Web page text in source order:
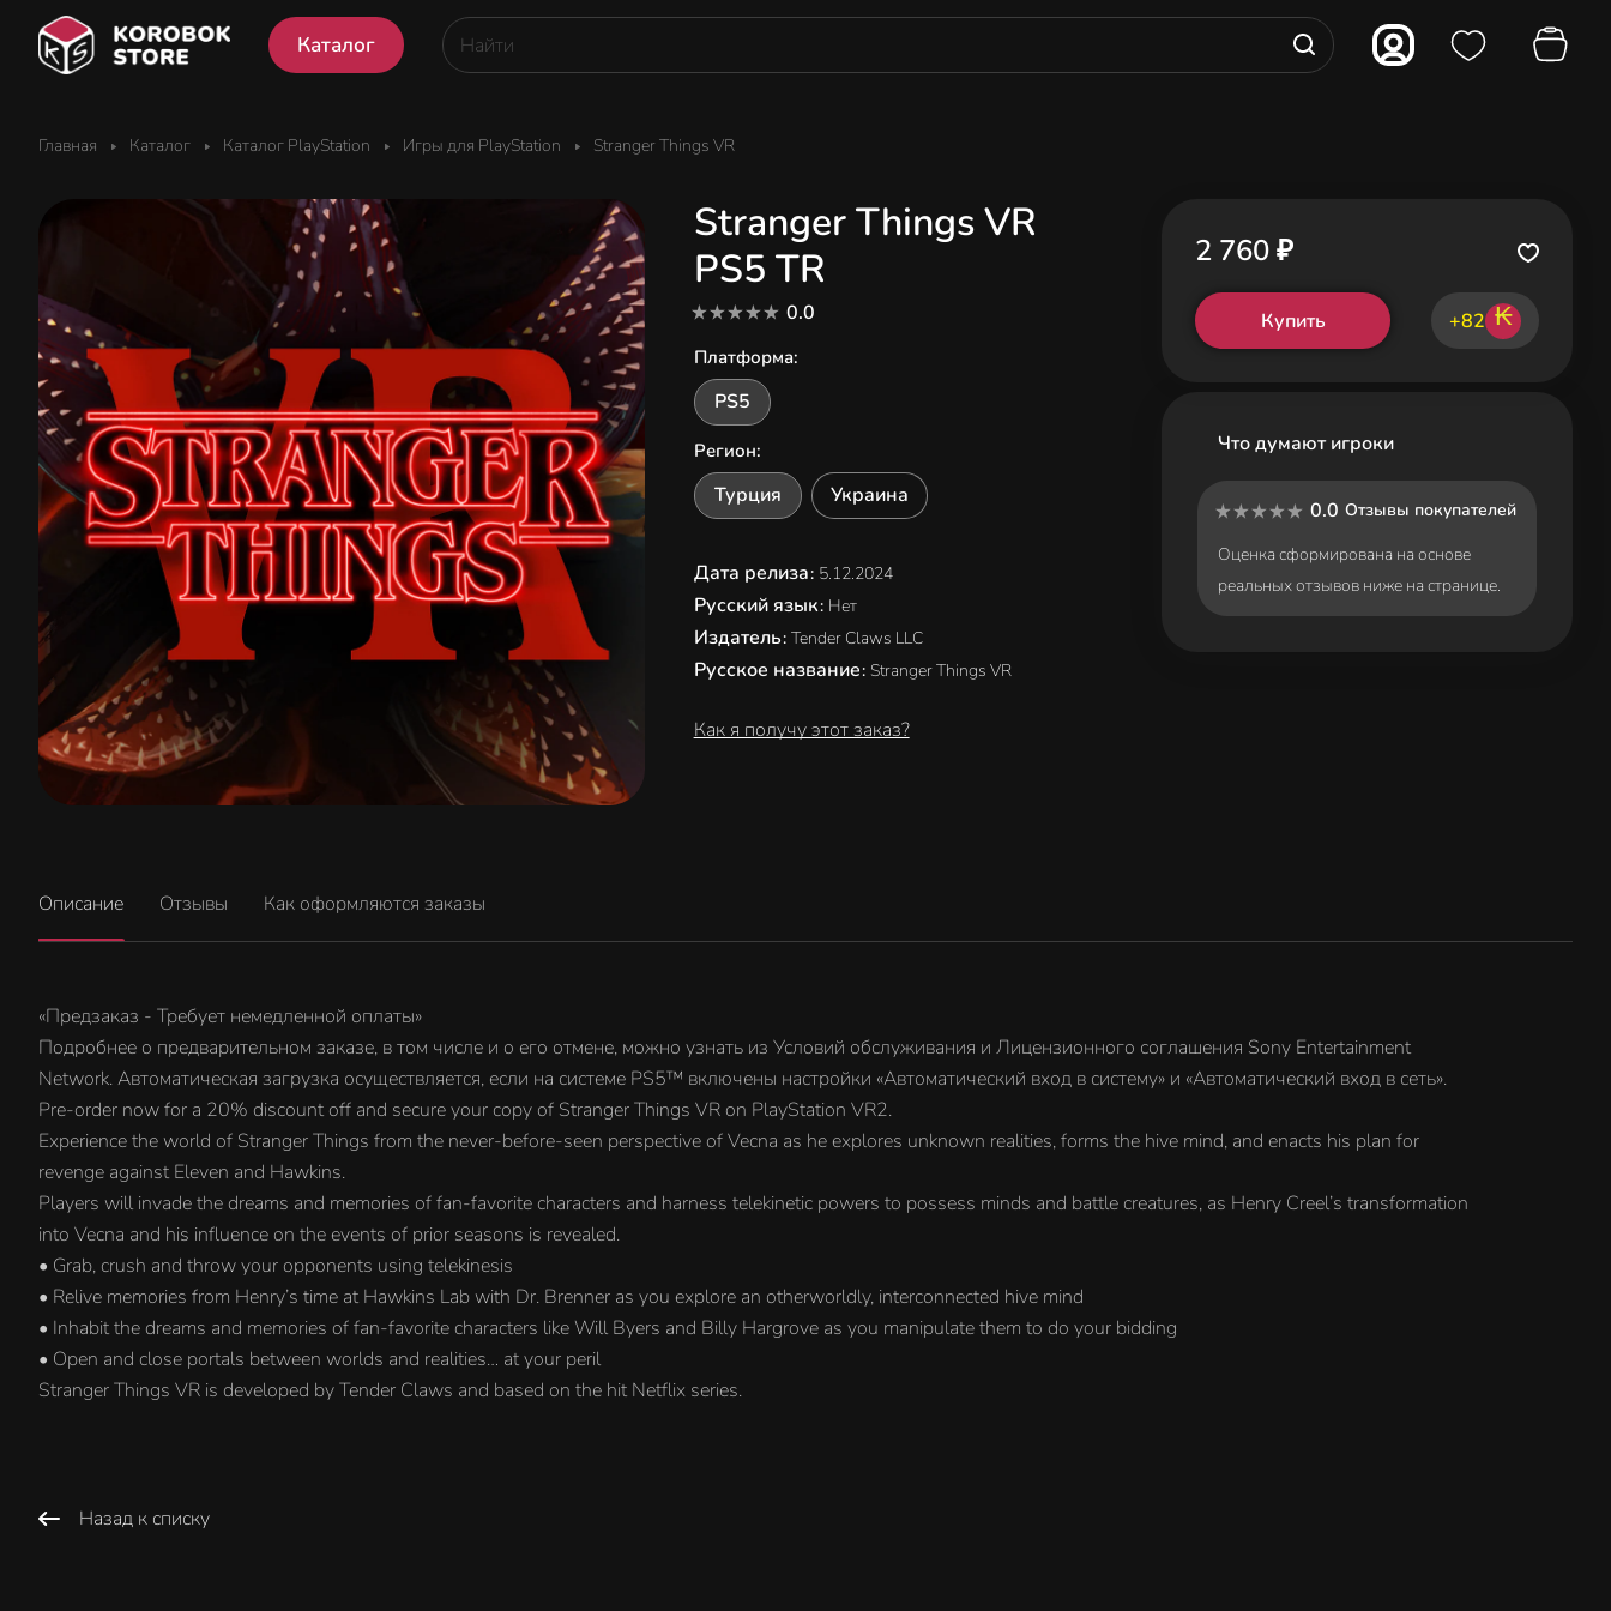
Каталог
Главная Каталог Каталог PlayStation Игры для PlayStation Stranger Things VR
Stranger Things VR
PS5 TR
0.0
Платформа:
PS5
Регион:
Турция Украина
Дата релиза: 5.12.2024
Русский язык: Нет
Издатель: Tender Claws LLC
Русское название: Stranger Things VR
Как я получу этот заказ?
2 760 ₽
Купить +82 ₭
Что думают игроки
0.0 Отзывы покупателей
Оценка сформирована на основе
реальных отзывов ниже на странице.
Описание Отзывы Как оформляются заказы
«Предзаказ - Требует немедленной оплаты»
Подробнее о предварительном заказе, в том числе и о его отмене, можно узнать из Условий обслуживания и Лицензионного соглашения Sony Entertainment
Network. Автоматическая загрузка осуществляется, если на системе PS5™ включены настройки «Автоматический вход в систему» и «Автоматический вход в сеть».
Pre-order now for a 20% discount off and secure your copy of Stranger Things VR on PlayStation VR2.
Experience the world of Stranger Things from the never-before-seen perspective of Vecna as he explores unknown realities, forms the hive mind, and enacts his plan for
revenge against Eleven and Hawkins.
Players will invade the dreams and memories of fan-favorite characters and harness telekinetic powers to possess minds and battle creatures, as Henry Creel’s transformation
into Vecna and his influence on the events of prior seasons is revealed.
• Grab, crush and throw your opponents using telekinesis
• Relive memories from Henry’s time at Hawkins Lab with Dr. Brenner as you explore an otherworldly, interconnected hive mind
• Inhabit the dreams and memories of fan-favorite characters like Will Byers and Billy Hargrove as you manipulate them to do your bidding
• Open and close portals between worlds and realities… at your peril
Stranger Things VR is developed by Tender Claws and based on the hit Netflix series.
Назад к списку